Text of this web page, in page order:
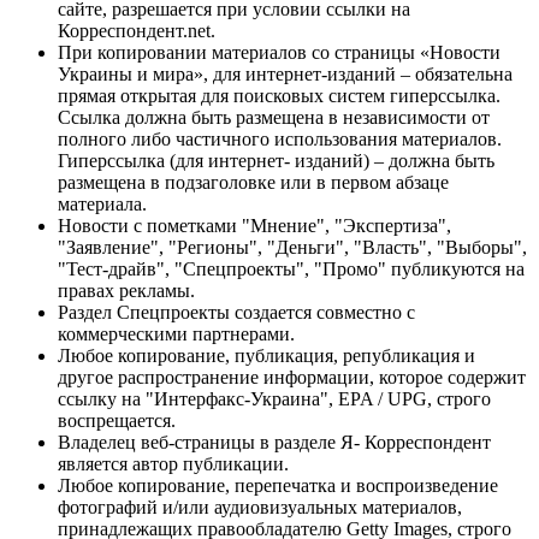
сайте, разрешается при условии ссылки на
Корреспондент.net.
При копировании материалов со страницы «Новости
Украины и мира», для интернет-изданий – обязательна
прямая открытая для поисковых систем гиперссылка.
Ссылка должна быть размещена в независимости от
полного либо частичного использования материалов.
Гиперссылка (для интернет- изданий) – должна быть
размещена в подзаголовке или в первом абзаце
материала.
Новости с пометками "Мнение", "Экспертиза",
"Заявление", "Регионы", "Деньги", "Власть", "Выборы",
"Тест-драйв", "Спецпроекты", "Промо" публикуются на
правах рекламы.
Раздел Спецпроекты создается совместно с
коммерческими партнерами.
Любое копирование, публикация, републикация и
другое распространение информации, которое содержит
ссылку на "Интерфакс-Украина", EPA / UPG, строго
воспрещается.
Владелец веб-страницы в разделе Я- Корреспондент
является автор публикации.
Любое копирование, перепечатка и воспроизведение
фотографий и/или аудиовизуальных материалов,
принадлежащих правообладателю Getty Images, строго